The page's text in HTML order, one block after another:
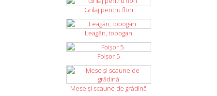
Grilaj pentru flori
Leagăn, tobogan
Foișor 5
Mese și scaune de grădină